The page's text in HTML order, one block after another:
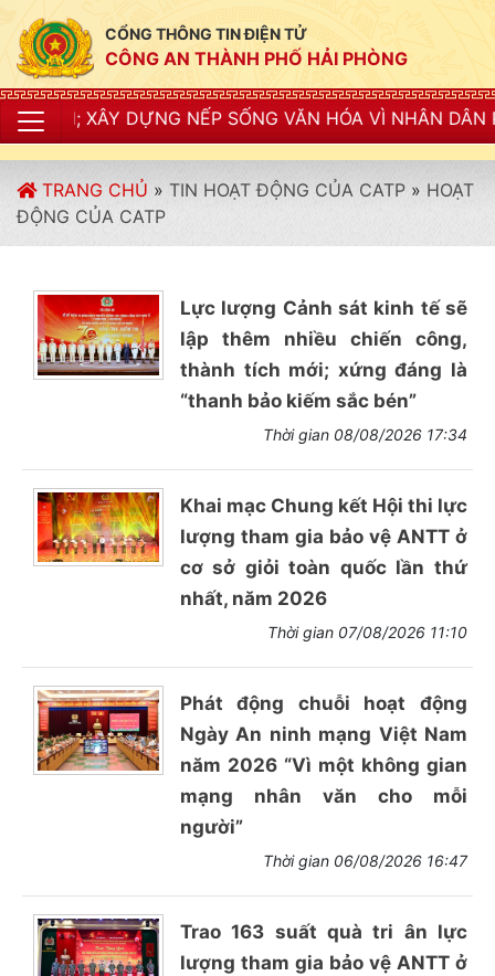
CỔNG THÔNG TIN ĐIỆN TỬ
CÔNG AN THÀNH PHỐ HẢI PHÒNG
DỰNG NẾP SỐNG VĂN HÓA VÌ NHÂN DÂN PHỤC
TRANG CHỦ » TIN HOẠT ĐỘNG CỦA CATP » HOẠT
ĐỘNG CỦA CATP
Lực lượng Cảnh sát kinh tế sẽ
lập thêm nhiều chiến công,
thành tích mới; xứng đáng là
“thanh bảo kiếm sắc bén”
Thời gian 08/08/2026 17:34
Khai mạc Chung kết Hội thi lực
lượng tham gia bảo vệ ANTT ở
cơ sở giỏi toàn quốc lần thứ
nhất, năm 2026
Thời gian 07/08/2026 11:10
Phát động chuỗi hoạt động
Ngày An ninh mạng Việt Nam
năm 2026 “Vì một không gian
mạng nhân văn cho mỗi
người”
Thời gian 06/08/2026 16:47
Trao 163 suất quà tri ân lực
lượng tham gia bảo vệ ANTT ở